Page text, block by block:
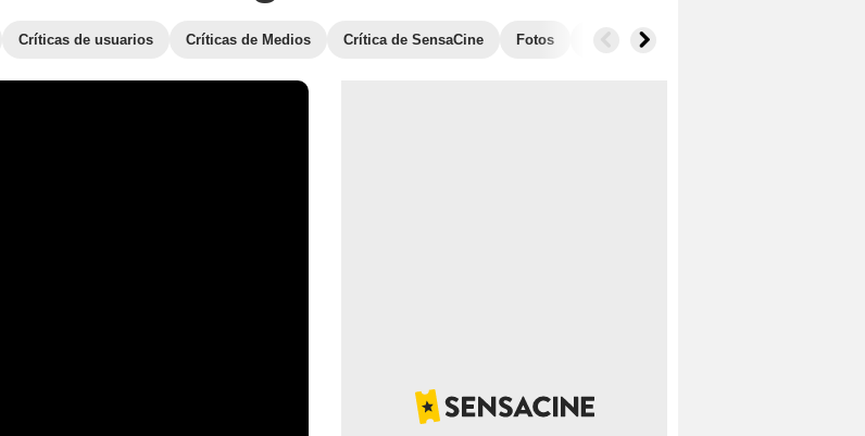
Críticas de usuarios Críticas de Medios Crítica de SensaCine Fotos Taquilla